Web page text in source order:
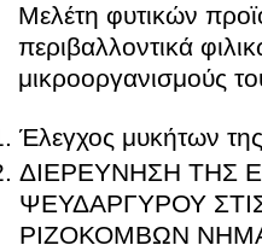
Μελέτη φυτικών
περιβαλλοντικά
μικροοργανισμούς
Έλεγχος μυκήτων
ΔΙΕΡΕΥΝΗΣΗ ΤΗΣ
ΨΕΥΔΑΡΓΥΡΟΥ
ΡΙΖΟΚΟΜΒΩΝ